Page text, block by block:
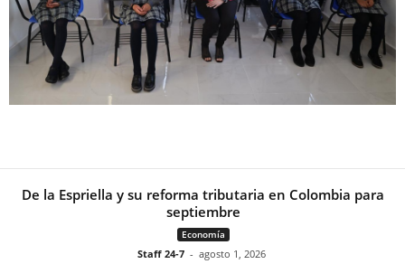
De la Espriella y su reforma tributaria en Colombia para
septiembre
Economía
Staff 24-7 - agosto 1, 2026